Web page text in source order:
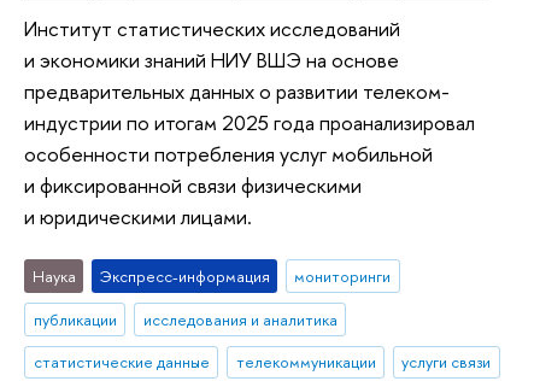
Институт статистических исследований
и экономики знаний НИУ ВШЭ на основе
предварительных данных о развитии телеком-
индустрии по итогам 2025 года проанализировал
особенности потребления услуг мобильной
и фиксированной связи физическими
и юридическими лицами.
Наука Экспресс-информация
мониторинги
публикации
исследования и аналитика
статистические данные
телекоммуникации услуги связи